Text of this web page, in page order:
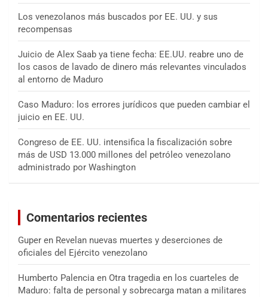
Los venezolanos más buscados por EE. UU. y sus
recompensas
Juicio de Alex Saab ya tiene fecha: EE.UU. reabre uno de
los casos de lavado de dinero más relevantes vinculados
al entorno de Maduro
Caso Maduro: los errores jurídicos que pueden cambiar el
juicio en EE. UU.
Congreso de EE. UU. intensifica la fiscalización sobre
más de USD 13.000 millones del petróleo venezolano
administrado por Washington
Comentarios recientes
Guper en Revelan nuevas muertes y deserciones de
oficiales del Ejército venezolano
Humberto Palencia en Otra tragedia en los cuarteles de
Maduro: falta de personal y sobrecarga matan a militares